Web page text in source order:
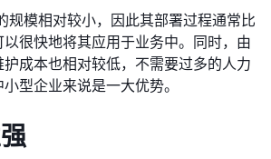
规模相对较小，因此其部署过程通常比
很快地将其应用于业务中。同时，由
成本也相对较低，不需要过多的人力
型企业来说是一大优势。